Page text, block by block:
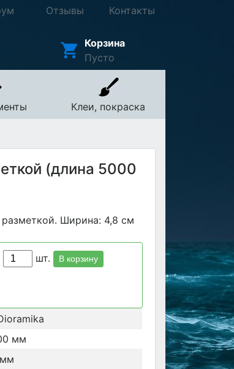
Отзывы Контакты
Корзина
Пусто
Клеи, покраска
(длина 5000
Ширина: 4,8 см
шт. В корзину
мм